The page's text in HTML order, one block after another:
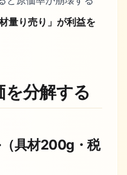
量り売り」が利益を
を分解する
具材200g・税